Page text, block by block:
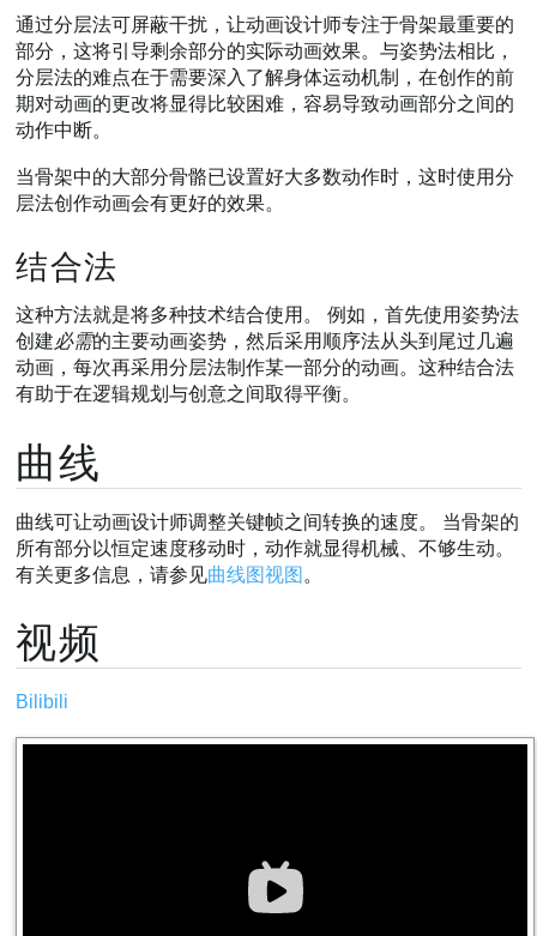
通过分层法可屏蔽干扰，让动画设计师专注于骨架最重要的
部分，这将引导剩余部分的实际动画效果。与姿势法相比，
分层法的难点在于需要深入了解身体运动机制，在创作的前
期对动画的更改将显得比较困难，容易导致动画部分之间的
动作中断。
当骨架中的大部分骨骼已设置好大多数动作时，这时使用分
层法创作动画会有更好的效果。
结合法
这种方法就是将多种技术结合使用。 例如，首先使用姿势法
创建必需的主要动画姿势，然后采用顺序法从头到尾过几遍
动画，每次再采用分层法制作某一部分的动画。这种结合法
有助于在逻辑规划与创意之间取得平衡。
曲线
曲线可让动画设计师调整关键帧之间转换的速度。 当骨架的
所有部分以恒定速度移动时，动作就显得机械、不够生动。
有关更多信息，请参见曲线图视图 。
视频
Bilibili